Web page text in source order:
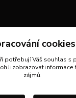
cookies
potřebují Váš souhlas s
zobrazovat informace
zájmů.